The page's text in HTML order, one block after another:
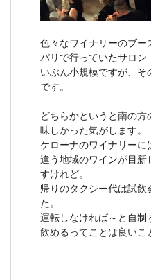
色々なワイナリーのブー
パリで行っていたサロ
いぶん小規模ですが、
です。
どちらかというと南の
味しかった気がします。
ケローナのワイナリーに
違う地域のワインが目
すけれど。
帰りのタクシー代は試
た。
運転しなければ～と自
飲めるってことは良いこ